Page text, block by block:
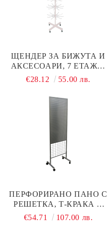
ЩЕНДЕР ЗА БИЖУТА И
АКСЕСОАРИ, 7 ЕТАЖА,
БЯЛ, Ø400×H1600 ММ
€28.12 55.00 лв.
ПЕРФОРИРАНО ПАНО С
РЕШЕТКА, Т-КРАКА И
КОЛЕЛА, СИВО,
€54.71 107.00 лв.